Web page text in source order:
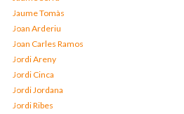
Jaume Tomàs
Joan Arderiu
Joan Carles Ramos
Jordi Areny
Jordi Cinca
Jordi Jordana
Jordi Ribes